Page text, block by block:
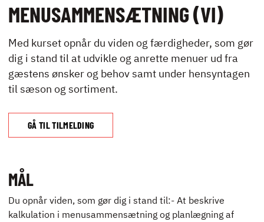
FULLSERVICE
UDDANNELSER MED
VINAKADEMIET
UDLEJNING OG
EVENTS
MENUSAMMENSÆTNING (VI)
Med kurset opnår du viden og færdigheder, som gør
dig i stand til at udvikle og anrette menuer ud fra
gæstens ønsker og behov samt under hensyntagen
til sæson og sortiment.
GÅ TIL TILMELDING
MÅL
Du opnår viden, som gør dig i stand til:- At beskrive
kalkulation i menusammensætning og planlægning af